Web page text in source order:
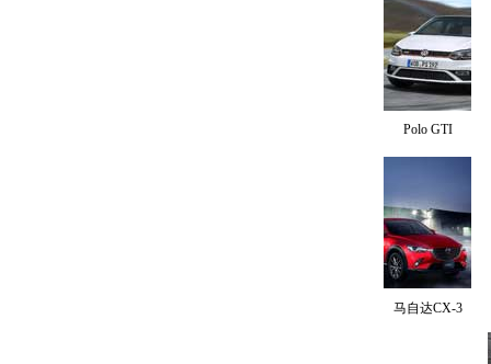
Polo GTI
马自达CX-3